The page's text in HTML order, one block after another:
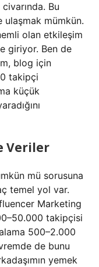
Bu
mümkün.
olan etkileşim
giriyor. Ben de
blog için
takipçi
küçük
Veriler
mü sorusuna
temel yol var.
Marketing
takipçisi
500–2.000
de bunu
yemek